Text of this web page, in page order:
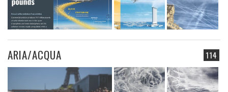
114
ARIA/ACQUA